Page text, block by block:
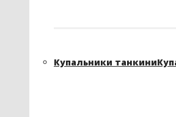
Купальники танкини